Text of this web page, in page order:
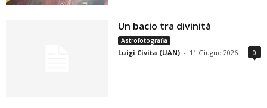
Un bacio tra divinità
Astrofotografia
Luigi Civita (UAN) - 11 Giugno 2026 0